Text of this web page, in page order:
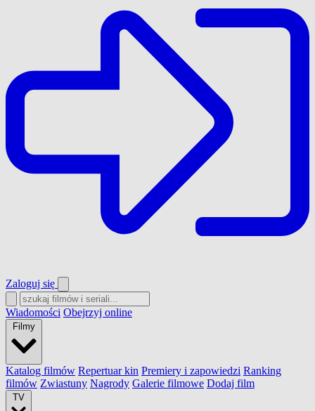
Zaloguj się
Wiadomości Obejrzyj online
Filmy
Katalog filmów Repertuar kin Premiery i zapowiedzi Ranking
filmów Zwiastuny Nagrody Galerie filmowe Dodaj film
TV